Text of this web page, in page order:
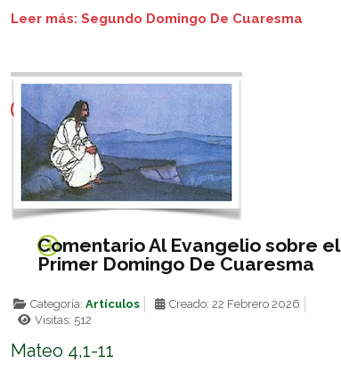
Leer más: Segundo Domingo De Cuaresma
Comentario Al Evangelio sobre el
Primer Domingo De Cuaresma
Categoría:Artículos
Creado: 22 Febrero 2026
Visitas: 512
Mateo 4,1-11